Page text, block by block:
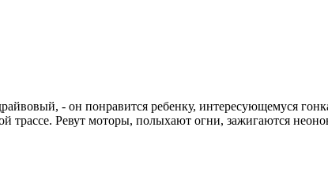
- он понравится ребенку, интересующемуся
трассе. Ревут моторы, полыхают огни, зажигаются